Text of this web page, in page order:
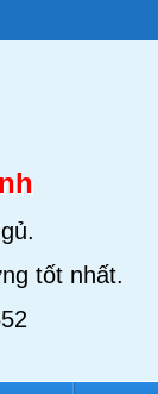
tốt nhất.